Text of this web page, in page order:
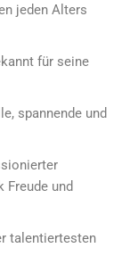
jeden Alters
für seine
spannende und
Freude und
talentiertesten